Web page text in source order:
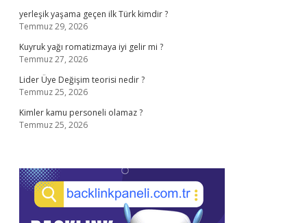
yerleşik yaşama geçen ilk Türk kimdir ?
Temmuz 29, 2026
Kuyruk yağı romatizmaya iyi gelir mi ?
Temmuz 27, 2026
Lider Üye Değişim teorisi nedir ?
Temmuz 25, 2026
Kimler kamu personeli olamaz ?
Temmuz 25, 2026